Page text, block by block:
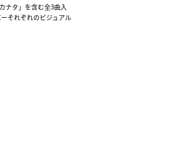
ナタ」を含む全3曲入
それぞれのビジュアル